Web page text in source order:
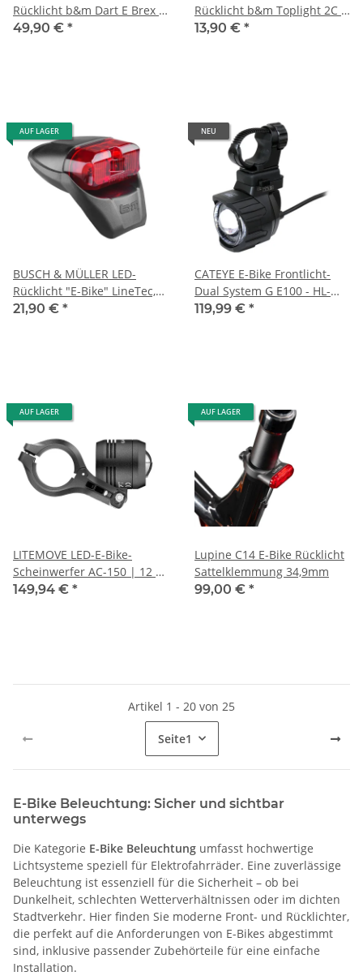
Rücklicht b&m Dart E Brex |
6-48
49,90 € *
Rücklicht b&m Toplight 2C E
| 5-15 V,
13,90 € *
AUF LAGER
BUSCH & MÜLLER LED-
Rücklicht "E-Bike" LineTec,
5-15 V
21,90 € *
NEU
CATEYE E-Bike Frontlicht-
Dual System G E100 - HL-
EB570G
119,99 € *
AUF LAGER
LITEMOVE LED-E-Bike-
Scheinwerfer AC-150 | 12 V
(6-12 V), 150 Lux,
149,94 € *
AUF LAGER
Lupine C14 E-Bike Rücklicht
Sattelklemmung 34,9mm
99,00 € *
Artikel 1 - 20 von 25
Seite1
E-Bike Beleuchtung: Sicher und sichtbar
unterwegs
Die Kategorie E-Bike Beleuchtung umfasst hochwertige
Lichtsysteme speziell für Elektrofahrräder. Eine zuverlässige
Beleuchtung ist essenziell für die Sicherheit – ob bei
Dunkelheit, schlechten Wetterverhältnissen oder im dichten
Stadtverkehr. Hier finden Sie moderne Front- und Rücklichter,
die perfekt auf die Anforderungen von E-Bikes abgestimmt
sind, inklusive passender Zubehörteile für eine einfache
Installation.